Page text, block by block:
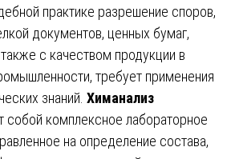
практике разрешение споров,
документов, ценных бумаг,
с качеством продукции в
требует применения
знаний. Химанализ
собой комплексное лабораторное
на определение состава,